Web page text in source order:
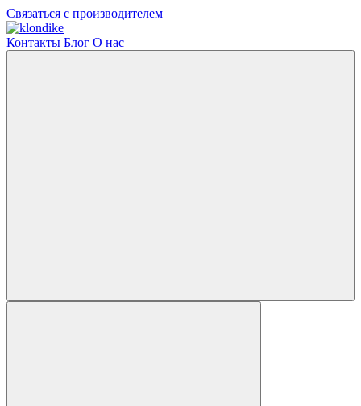
Связаться с производителем
Контакты Блог О нас